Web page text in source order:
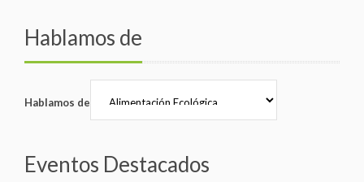
Hablamos de
Hablamos de
Eventos Destacados